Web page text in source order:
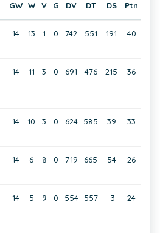
GW W V G DV DT DS Ptn
14 13 1 0 742 551 191 40
14 11 3 0 691 476 215 36
14 10 3 0 624 585 39 33
14 6 8 0 719 665 54 26
14 5 9 0 554 557 -3 24